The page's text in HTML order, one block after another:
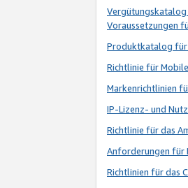
Voraussetzungen
Produktkatalog
Richtlinie für
Markenrichtlinien
IP-Lizenz- und
Richtlinie für das
Anforderungen für
Richtlinien für das